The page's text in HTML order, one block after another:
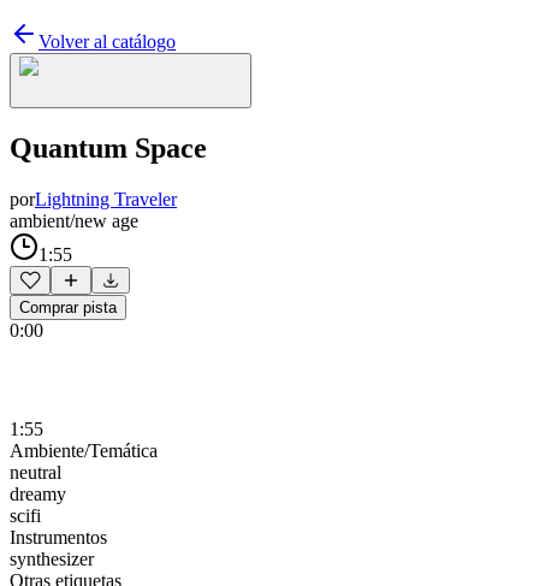
Volver al catálogo
Quantum Space
porLightning Traveler
ambient/new age
1:55
Comprar pista
0:00
1:55
Ambiente/Temática
neutral
dreamy
scifi
Instrumentos
synthesizer
Otras etiquetas